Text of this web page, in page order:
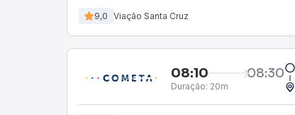
9,0 Viação Santa Cruz
08:10 08:30
Duração: 20m